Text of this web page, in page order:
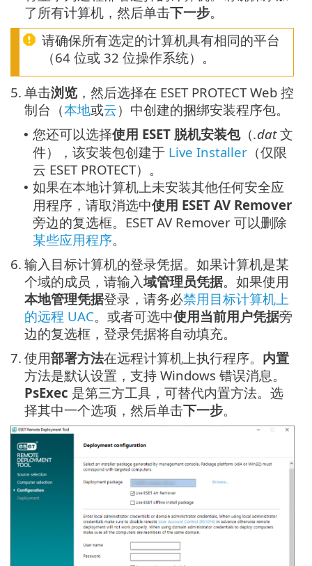
了所有计算机，然后单击下一步。
请确保所有选定的计算机具有相同的平台
（64 位或 32 位操作系统）。
5. 单击浏览 ，然后选择在 ESET PROTECT Web 控
制台（本地或云）中创建的捆绑安装程序包。
• 您还可以选择使用 ESET 脱机安装包（.dat文
件），该安装包创建于 Live Installer （仅限
云 ESET PROTECT）。
• 如果在本地计算机上未安装其他任何安全应
用程序，请取消选中使用 ESET AV Remover
旁边的复选框。ESET AV Remover 可以删除
某些应用程序。
6. 输入目标计算机的登录凭据。如果计算机是某
个域的成员，请输入域管理员凭据。如果使用
本地管理凭据登录，请务必禁用目标计算机上
的远程 UAC。或者可选中使用当前用户凭据旁
边的复选框，登录凭据将自动填充。
7. 使用部署方法在远程计算机上执行程序。 内置
方法是默认设置，支持 Windows 错误消息。
PsExec 是第三方工具，可替代内置方法。选
择其中一个选项，然后单击下一步。